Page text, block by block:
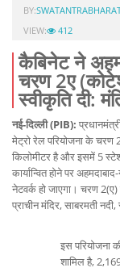
BY:
VIEW:
412
कैबिनेट ने
चरण 2ए
स्वीकृति दी:
नई-दिल्ली (PIB):
मेट्रो रेल परियोजना के चरण
किलोमीटर है और इसमें 5
कार्यान्वित होने पर
नेटवर्क हो जाएगा। चरण
प्राचीन मंदिर, साबरमती
इस परियोजना
शामिल है,